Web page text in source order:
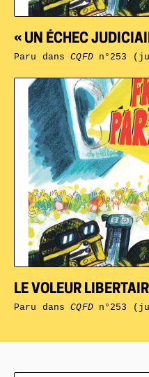
LE VOLEUR
Paru dansCQFDn°253
« UN ÉCHEC
Paru dansCQFDn°253